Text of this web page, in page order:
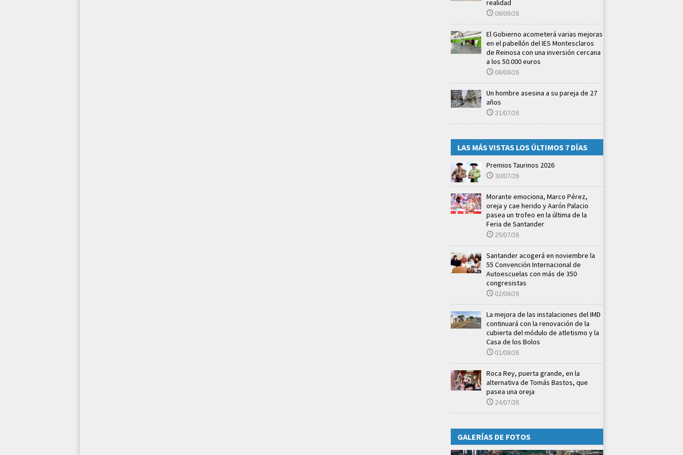
realidad
08/08/26
El Gobierno acometerá varias mejoras
en el pabellón del IES Montesclaros
de Reinosa con una inversión cercana
a los 50.000 euros
08/08/26
Un hombre asesina a su pareja de 27
años
31/07/26
LAS MÁS VISTAS LOS ÚLTIMOS 7 DÍAS
Premios Taurinos 2026
30/07/26
Morante emociona, Marco Pérez,
oreja y cae herido y Aarón Palacio
pasea un trofeo en la última de la
Feria de Santander
25/07/26
Santander acogerá en noviembre la
55 Convención Internacional de
Autoescuelas con más de 350
congresistas
02/08/26
La mejora de las instalaciones del IMD
continuará con la renovación de la
cubierta del módulo de atletismo y la
Casa de los Bolos
01/08/26
Roca Rey, puerta grande, en la
alternativa de Tomás Bastos, que
pasea una oreja
24/07/26
GALERÍAS DE FOTOS